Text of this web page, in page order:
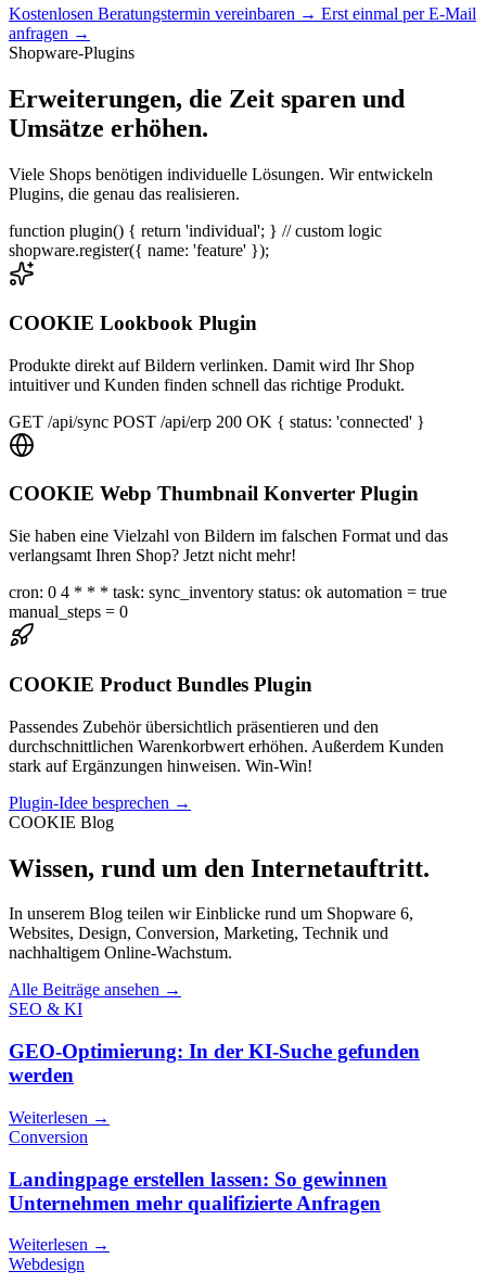
Kostenlosen Beratungstermin vereinbaren → Erst einmal per E-Mail
anfragen →
Shopware-Plugins
Erweiterungen, die Zeit sparen und
Umsätze erhöhen.
Viele Shops benötigen individuelle Lösungen. Wir entwickeln
Plugins, die genau das realisieren.
function plugin() { return 'individual'; } // custom logic
shopware.register({ name: 'feature' });
COOKIE Lookbook Plugin
Produkte direkt auf Bildern verlinken. Damit wird Ihr Shop
intuitiver und Kunden finden schnell das richtige Produkt.
GET /api/sync POST /api/erp 200 OK { status: 'connected' }
COOKIE Webp Thumbnail Konverter Plugin
Sie haben eine Vielzahl von Bildern im falschen Format und das
verlangsamt Ihren Shop? Jetzt nicht mehr!
cron: 0 4 * * * task: sync_inventory status: ok automation = true
manual_steps = 0
COOKIE Product Bundles Plugin
Passendes Zubehör übersichtlich präsentieren und den
durchschnittlichen Warenkorbwert erhöhen. Außerdem Kunden
stark auf Ergänzungen hinweisen. Win-Win!
Plugin-Idee besprechen →
COOKIE Blog
Wissen, rund um den Internetauftritt.
In unserem Blog teilen wir Einblicke rund um Shopware 6,
Websites, Design, Conversion, Marketing, Technik und
nachhaltigem Online-Wachstum.
Alle Beiträge ansehen →
SEO & KI
GEO-Optimierung: In der KI-Suche gefunden
werden
Weiterlesen →
Conversion
Landingpage erstellen lassen: So gewinnen
Unternehmen mehr qualifizierte Anfragen
Weiterlesen →
Webdesign